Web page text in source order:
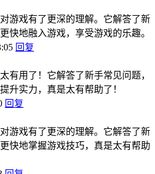
游戏有了更深的理解。它解答了新
快地融入游戏，享受游戏的乐趣。
回复
有用了！它解答了新手常见问题，
升实力，真是太有帮助了！
回复
游戏有了更深的理解。它解答了新
快地掌握游戏技巧，真是太有帮助